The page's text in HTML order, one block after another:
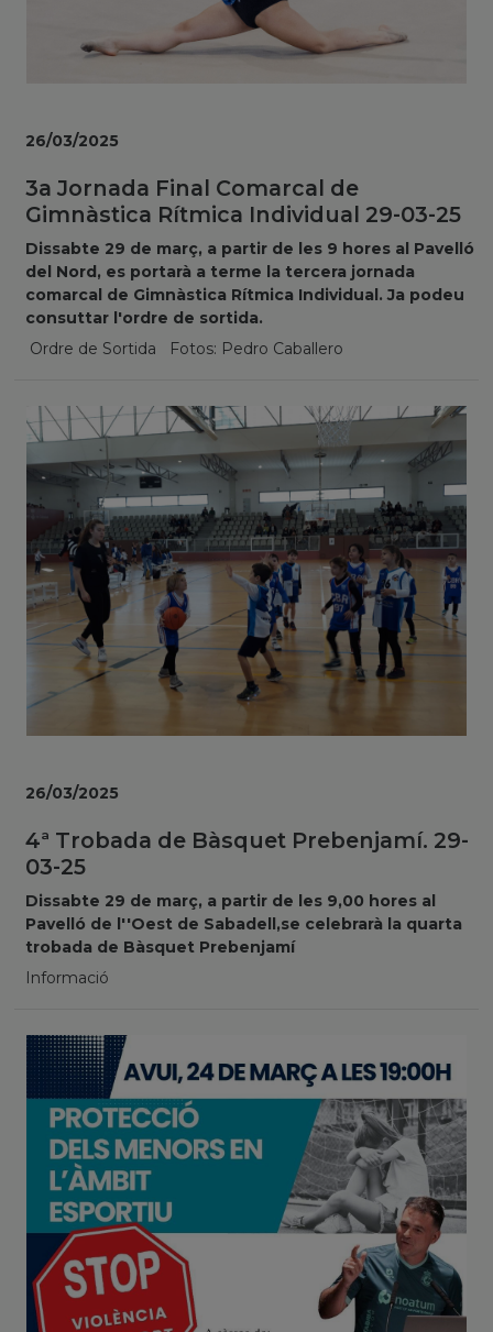
3a Jornada Final Comarcal de
Gimnàstica Rítmica Individual 29-03-25
Dissabte 29 de març, a partir de les 9 hores al Pavelló
del Nord, es portarà a terme la tercera jornada
comarcal de Gimnàstica Rítmica Individual. Ja podeu
consuttar l'ordre de sortida.
Ordre de Sortida Fotos: Pedro Caballero
26/03/2025
4ª Trobada de Bàsquet Prebenjamí. 29-
03-25
Dissabte 29 de març, a partir de les 9,00 hores al
Pavelló de l''Oest de Sabadell,se celebrarà la quarta
trobada de Bàsquet Prebenjamí
Informació
26/03/2025